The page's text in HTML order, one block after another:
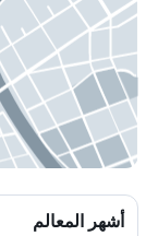
أشهر المعالم